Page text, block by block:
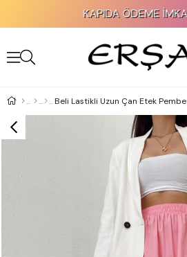
KAPIDA ÖDEME İMKANI!
Beli Lastikli Uzun Çan Etek Pembe